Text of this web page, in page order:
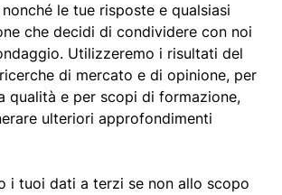
le tue risposte e qualsiasi
che decidi di condividere con noi
Utilizzeremo i risultati del
di mercato e di opinione, per
qualità e per scopi di formazione,
ulteriori approfondimenti
i tuoi dati a terzi se non allo scopo